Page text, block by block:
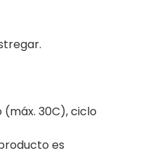
(máx. 30C), ciclo
es